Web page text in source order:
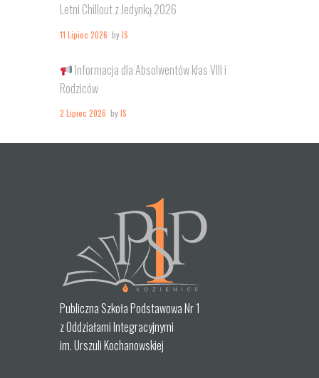
Letni Chillout z Jedynką 2026
11 Lipiec 2026 byIS
Informacja dla Absolwentów klas VIII i
Rodziców
2 Lipiec 2026 byIS
Publiczna Szkoła Podstawowa Nr 1
z Oddziałami Integracyjnymi
im. Urszuli Kochanowskiej